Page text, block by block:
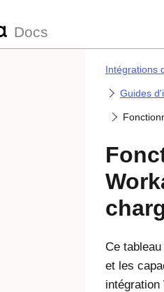
Docs
Intégrations
Guides
Ce
et les
intégration